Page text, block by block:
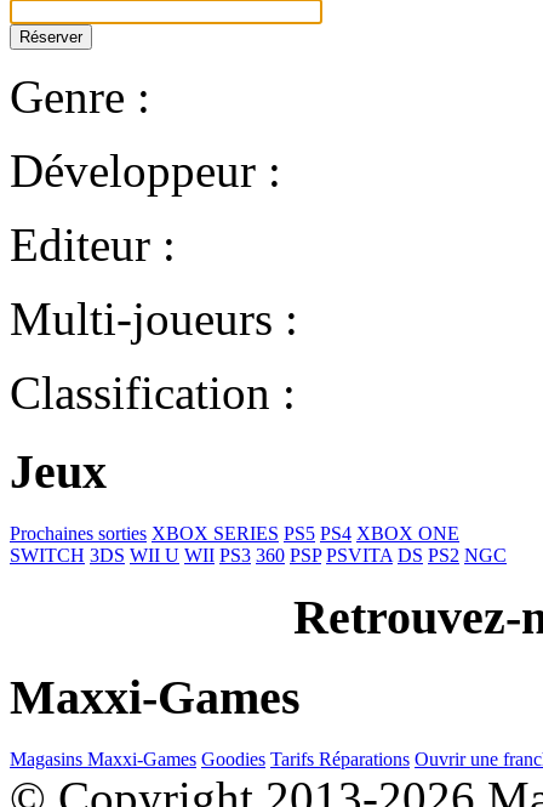
Genre :
Développeur :
Editeur :
Multi-joueurs :
Classification :
Jeux
Prochaines sorties XBOX SERIES PS5 PS4 XBOX ONE
SWITCH 3DS WII U WII PS3 360 PSP PSVITA DS PS2 NGC
Retrouvez-
Maxxi-Games
Magasins Maxxi-Games Goodies Tarifs Réparations Ouvrir une